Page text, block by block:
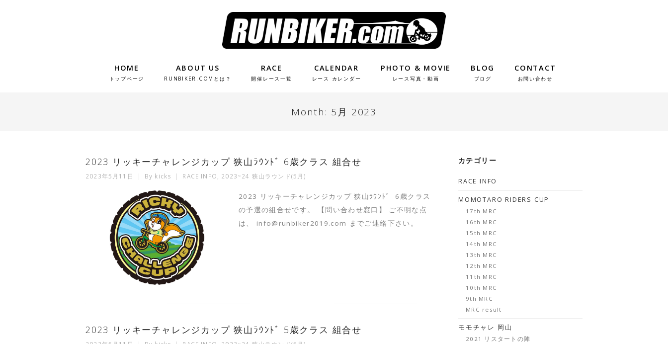
HOME
トップページ
ABOUT US
RUNBIKER.COMとは？
RACE
開催レース一覧
CALENDAR
レース カレンダー
PHOTO & MOVIE
レース写真・動画
BLOG
ブログ
CONTACT
お問い合わせ
Month: 5月 2023
2023 リッキーチャレンジカップ 狭山ﾗｳﾝﾄﾞ 6歳クラス 組合せ
2023年5月11日 By kicks RACE INFO 2023~24 狭山ラウンド(5月)
2023 リッキーチャレンジカップ 狭山ﾗｳﾝﾄﾞ 6歳クラス
の予選の組合せです。 【問い合わせ窓口】 ご不明な点
は、 info@runbiker2019.com までご連絡下さい。
2023 リッキーチャレンジカップ 狭山ﾗｳﾝﾄﾞ 5歳クラス 組合せ
カテゴリー
RACE INFO
MOMOTARO RIDERS CUP
17th MRC
16th MRC
15th MRC
14th MRC
13th MRC
12th MRC
11th MRC
10th MRC
9th MRC
MRC result
モモチャレ 岡山
2021 リスタートの陣